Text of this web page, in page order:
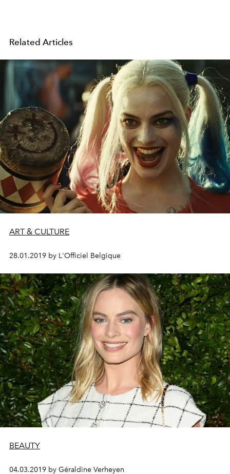
Related Articles
ART & CULTURE
28.01.2019 by L'Officiel Belgique
BEAUTY
04.03.2019 by Géraldine Verheyen